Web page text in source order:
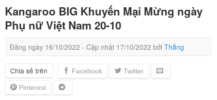
Kangaroo BIG Khuyến Mại Mừng ngày
Phụ nữ Việt Nam 20-10
Đăng ngày 16/10/2022 - Cập nhật 17/10/2022 bởi Thắng
Chia sẻ trên